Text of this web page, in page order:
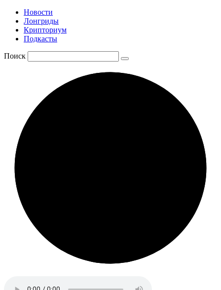
Новости
Лонгриды
Крипториум
Подкасты
Поиск